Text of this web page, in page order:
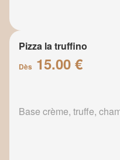
Pizza la truffino
Dès 15.00 €
Base crème, truffe,